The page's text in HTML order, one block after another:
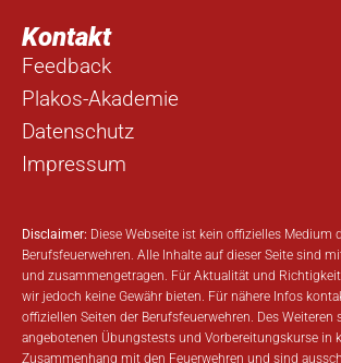
Kontakt
Feedback
Plakos-Akademie
Datenschutz
Impressum
Disclaimer: Diese Webseite ist kein offizielles Medium
Berufsfeuerwehren. Alle Inhalte auf dieser Seite sind
und zusammengetragen. Für Aktualität und
wir jedoch keine Gewähr bieten. Für nähere Infos
offiziellen Seiten der Berufsfeuerwehren. Des Weiteren
angebotenen Übungstests und Vorbereitungskurse in
Zusammenhang mit den Feuerwehren und sind